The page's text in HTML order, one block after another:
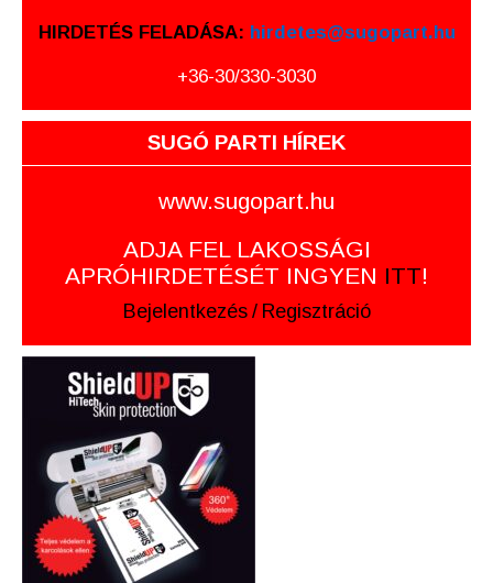
HIRDETÉS FELADÁSA: hirdetes@sugopart.hu
+36-30/330-3030
SUGÓ PARTI HÍREK
www.sugopart.hu
ADJA FEL LAKOSSÁGI
APRÓHIRDETÉSÉT INGYEN ITT!
Bejelentkezés / Regisztráció